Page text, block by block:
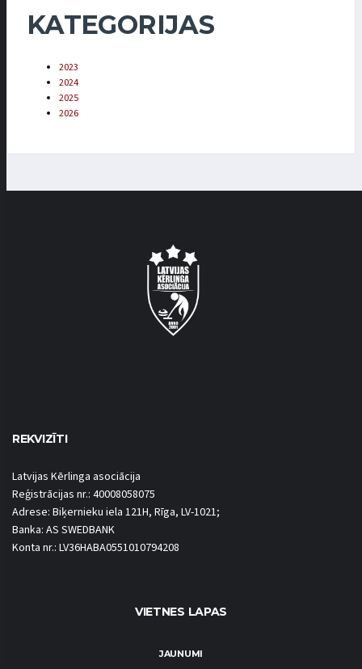
KATEGORIJAS
2023
2024
2025
2026
REKVIZĪTI
Latvijas Kērlinga asociācija
Reģistrācijas nr.: 40008058075
Adrese: Biķernieku iela 121H, Rīga, LV-1021;
Banka: AS SWEDBANK
Konta nr.: LV36HABA0551010794208
VIETNES LAPAS
JAUNUMI